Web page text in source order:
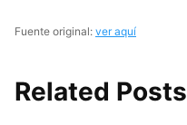
Fuente original: ver aquí
Related Posts